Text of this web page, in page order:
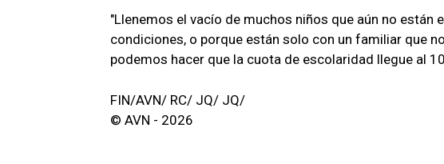
"Llenemos el vacío de muchos niños que aún no están
condiciones, o porque están solo con un familiar que
podemos hacer que la cuota de escolaridad llegue al
FIN/AVN/ RC/ JQ/ JQ/
© AVN - 2026